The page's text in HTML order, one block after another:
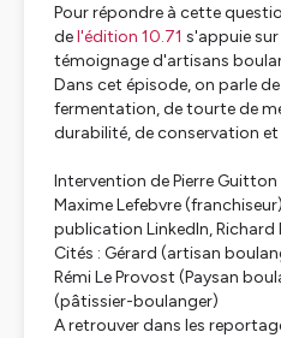
Pour répondre à cette
del'édition 10.71 s'appuie
témoignage d'artisans
Dans cet épisode, on parle
fermentation, de tourte de
durabilité, de conservation
Intervention de Pierre
Maxime Lefebvre
publication LinkedIn, Richard
Cités : Gérard (artisan
Rémi Le Provost (Paysan
(pâtissier-boulanger)
A retrouver dans les